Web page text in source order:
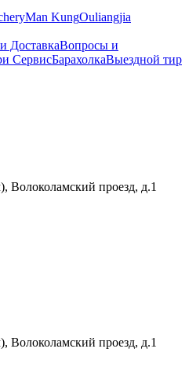
Man KungOuliangjia
ДоставкаВопросы и
СервисБарахолкаВыездной тир
проезд, д.1
проезд, д.1